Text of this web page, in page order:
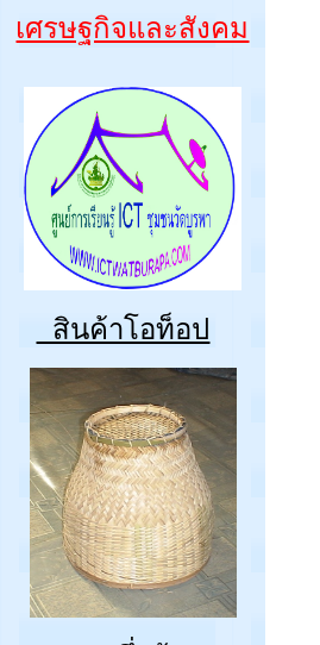
เศรษฐกิจและสังคม
สินค้าโอท็อป